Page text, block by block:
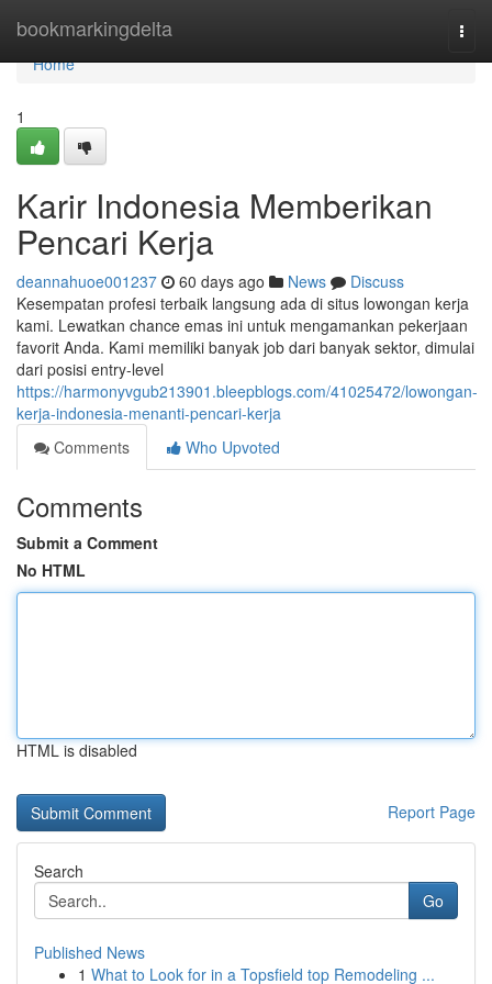
bookmarkingdelta
Home
Home
1
Karir Indonesia Memberikan
Pencari Kerja
deannahuoe001237 60 days ago News
Discuss
Kesempatan profesi terbaik langsung ada di situs lowongan kerja
kami. Lewatkan chance emas ini untuk mengamankan pekerjaan
favorit Anda. Kami memiliki banyak job dari banyak sektor, dimulai
dari posisi entry-level
https://harmonyvgub213901.bleepblogs.com/41025472/lowongan-
kerja-indonesia-menanti-pencari-kerja
Comments
Who Upvoted
Comments
Submit a Comment
No HTML
HTML is disabled
Report Page
Search
Go
Published News
1 What to Look for in a Topsfield top Remodeling ...